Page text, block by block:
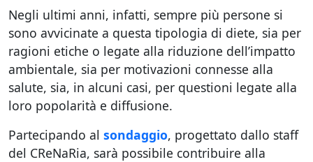
Negli ultimi anni, infatti, sempre più persone si
sono avvicinate a questa tipologia di diete, sia per
ragioni etiche o legate alla riduzione dell’impatto
ambientale, sia per motivazioni connesse alla
salute, sia, in alcuni casi, per questioni legate alla
loro popolarità e diffusione.
Partecipando al sondaggio, progettato dallo staff
del CReNaRia, sarà possibile contribuire alla